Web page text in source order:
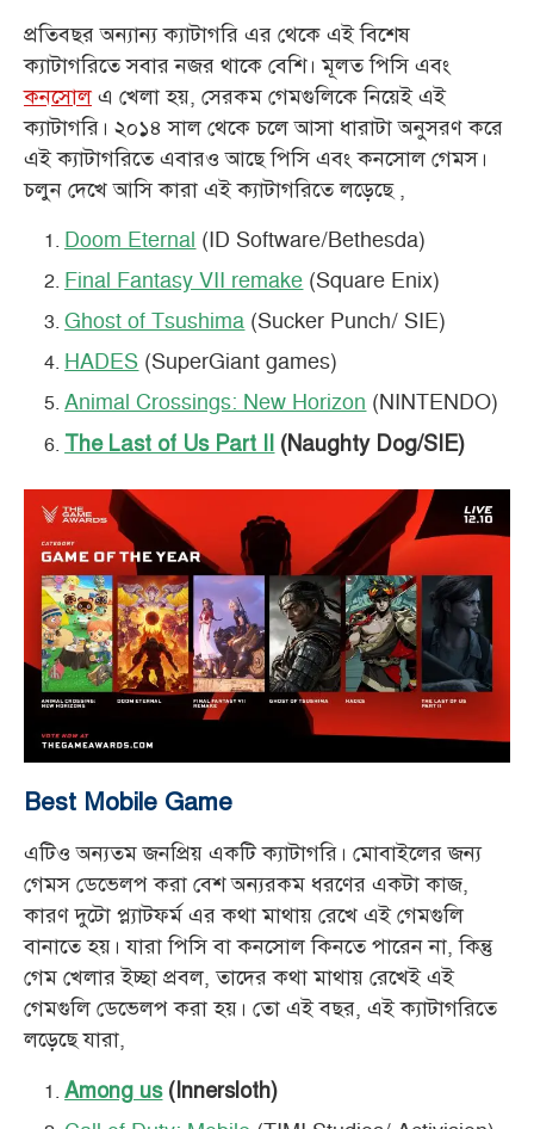
প্রতিবছর অন্যান্য ক্যাটাগরি এর থেকে এই বিশেষ
ক্যাটাগরিতে সবার নজর থাকে বেশি। মূলত পিসি এবং
কনসোলএ খেলা হয়, সেরকম গেমগুলিকে নিয়েই এই
ক্যাটাগরি। ২০১৪ সাল থেকে চলে আসা ধারাটা অনুসরণ করে
এই ক্যাটাগরিতে এবারও আছে পিসি এবং কনসোল গেমস।
চলুন দেখে আসি কারা এই ক্যাটাগরিতে লড়েছে ,
Doom Eternal (ID Software/Bethesda)
Final Fantasy VII remake (Square Enix)
Ghost of Tsushima (Sucker Punch/ SIE)
HADES (SuperGiant games)
Animal Crossings: New Horizon (NINTENDO)
The Last of Us Part II (Naughty Dog/SIE)
Best Mobile Game
এটিও অন্যতম জনপ্রিয় একটি ক্যাটাগরি। মোবাইলের জন্য
গেমস ডেভেলপ করা বেশ অন্যরকম ধরণের একটা কাজ,
কারণ দুটো প্ল্যাটফর্ম এর কথা মাথায় রেখে এই গেমগুলি
বানাতে হয়। যারা পিসি বা কনসোল কিনতে পারেন না, কিন্তু
গেম খেলার ইচ্ছা প্রবল, তাদের কথা মাথায় রেখেই এই
গেমগুলি ডেভেলপ করা হয়। তো এই বছর, এই ক্যাটাগরিতে
লড়েছে যারা,
Among us(Innersloth)